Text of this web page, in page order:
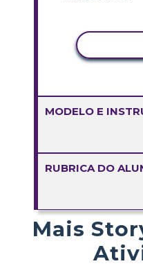
MODELO E
RUBRICA DO
Mais